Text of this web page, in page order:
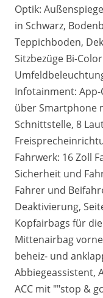
Optik:
in Schwarz,
Teppichboden,
Sitzbezüge Bi-
Infotainment:
über Smartphone
Schnittstelle, 8
Fahrwerk: 16 Zoll
Sicherheit und
Fahrer und
Deaktivierung,
Kopfairbags für
Mittenairbag
beheiz- und
Abbiegeassistent,
ACC mit ""stop &